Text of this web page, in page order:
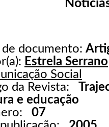
documento:
Estrela Serrano
Social
da Revista:
e educação
07